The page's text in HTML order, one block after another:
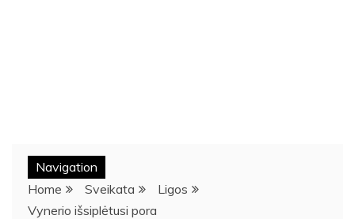
Navigation
Home
Sveikata
Ligos
Vynerio išsiplėtusi pora